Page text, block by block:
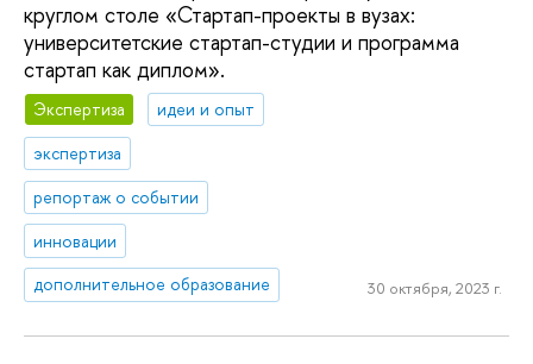
круглом столе «Стартап-проекты в вузах:
университетские стартап-студии и программа
стартап как диплом».
Экспертиза
идеи и опыт
экспертиза
репортаж о событии
инновации
дополнительное образование
30 октября, 2023 г.